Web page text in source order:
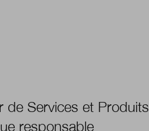
de Services et Produits
responsable